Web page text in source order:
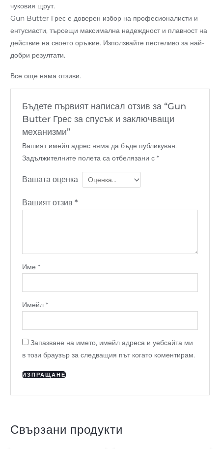
чуковия щрут.
Gun Butter Грес е доверен избор на професионалисти и
ентусиасти, търсещи максимална надеждност и плавност на
действие на своето оръжие. Използвайте пестеливо за най-
добри резултати.
Все още няма отзиви.
Бъдете първият написал отзив за “Gun
Butter Грес за спусък и заключващи
механизми”
Вашият имейл адрес няма да бъде публикуван.
Задължителните полета са отбелязани с *
Вашата оценка
Вашият отзив *
Име *
Имейл *
Запазване на името, имейл адреса и уебсайта ми
в този браузър за следващия път когато коментирам.
Свързани продукти